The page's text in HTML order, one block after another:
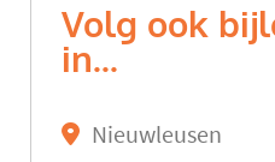
Volg ook
in...
Nieuwleusen